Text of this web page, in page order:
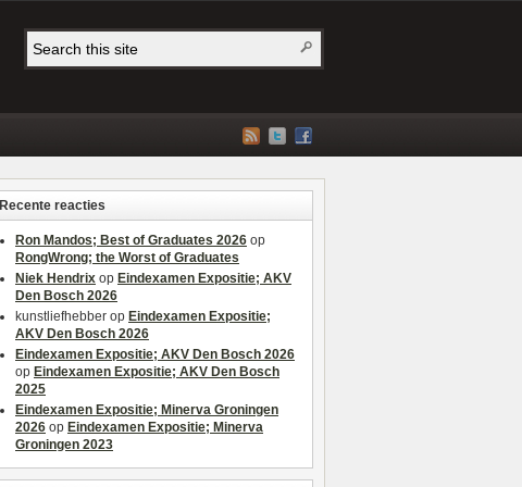
Recente reacties
Ron Mandos; Best of Graduates 2026 op
RongWrong; the Worst of Graduates
Niek Hendrix op Eindexamen Expositie; AKV
Den Bosch 2026
kunstliefhebber op Eindexamen Expositie;
AKV Den Bosch 2026
Eindexamen Expositie; AKV Den Bosch 2026
op Eindexamen Expositie; AKV Den Bosch
2025
Eindexamen Expositie; Minerva Groningen
2026 op Eindexamen Expositie; Minerva
Groningen 2023